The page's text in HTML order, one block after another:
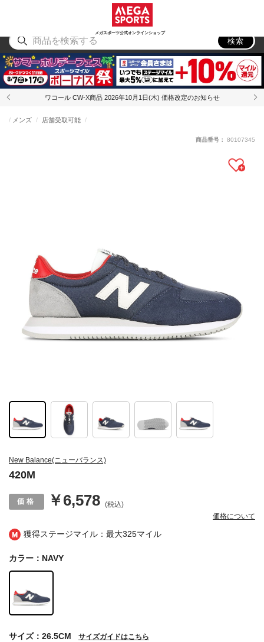
メガスポーツ公式オンラインショップ
アウトドア
検索
ワコール CW-X商品 2026年10月1日(木) 価格改定のお知らせ
獲得ステージマイル：最大325マイル
New Balance(ニューバランス)
420M
メンズ 店舗受取可能
￥6,578 (税込)
価格について
商品番号： 80107345
カラー：NAVY
サイズ：26.5CM サイズガイドはこちら